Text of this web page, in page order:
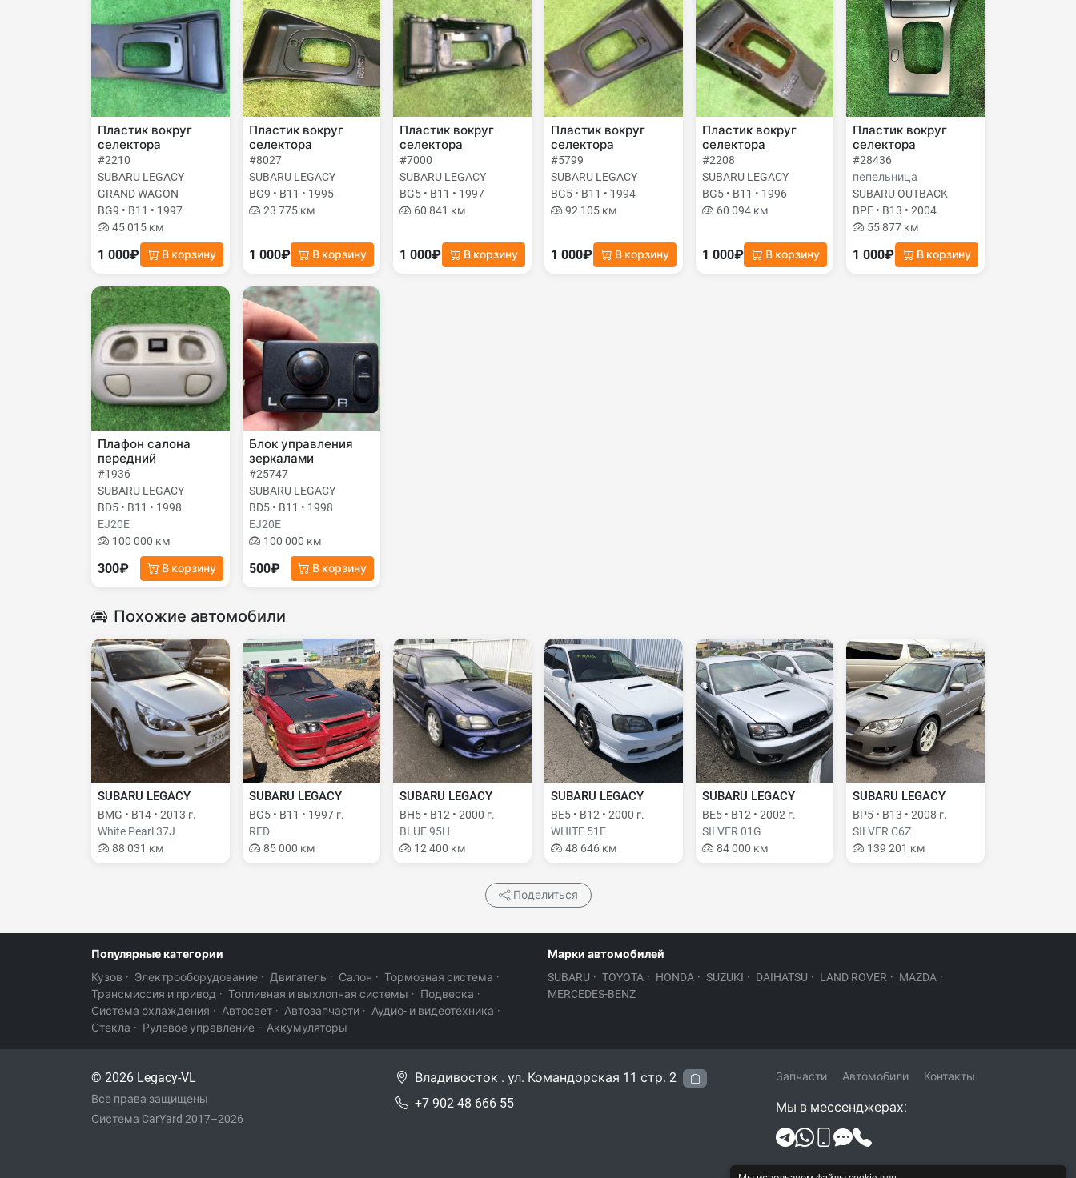
Пластик вокруг
селектора
#2210
SUBARU LEGACY
GRAND WAGON
BG9 • B11 • 1997
45 015 км
1 000₽ В корзину
Пластик вокруг
селектора
#8027
SUBARU LEGACY
BG9 • B11 • 1995
23 775 км
1 000₽ В корзину
Пластик вокруг
селектора
#7000
SUBARU LEGACY
BG5 • B11 • 1997
60 841 км
1 000₽ В корзину
Пластик вокруг
селектора
#5799
SUBARU LEGACY
BG5 • B11 • 1994
92 105 км
1 000₽ В корзину
Пластик вокруг
селектора
#2208
SUBARU LEGACY
BG5 • B11 • 1996
60 094 км
1 000₽ В корзину
Пластик вокруг
селектора
#28436
пепельница
SUBARU OUTBACK
BPE • B13 • 2004
55 877 км
1 000₽ В корзину
Плафон салона
передний
#1936
SUBARU LEGACY
BD5 • B11 • 1998
EJ20E
100 000 км
300₽ В корзину
Блок управления
зеркалами
#25747
SUBARU LEGACY
BD5 • B11 • 1998
EJ20E
100 000 км
500₽ В корзину
Похожие автомобили
SUBARU LEGACY
BMG • B14 • 2013 г.
White Pearl 37J
88 031 км
SUBARU LEGACY
BG5 • B11 • 1997 г.
RED
85 000 км
SUBARU LEGACY
BH5 • B12 • 2000 г.
BLUE 95H
12 400 км
SUBARU LEGACY
BE5 • B12 • 2000 г.
WHITE 51E
48 646 км
SUBARU LEGACY
BE5 • B12 • 2002 г.
SILVER 01G
84 000 км
SUBARU LEGACY
BP5 • B13 • 2008 г.
SILVER C6Z
139 201 км
Поделиться
Популярные категории
Кузов · Электрооборудование · Двигатель · Салон · Тормозная система ·
Трансмиссия и привод · Топливная и выхлопная системы · Подвеска ·
Система охлаждения · Автосвет · Автозапчасти · Аудио- и видеотехника ·
Стекла · Рулевое управление · Аккумуляторы
Марки автомобилей
SUBARU · TOYOTA · HONDA · SUZUKI · DAIHATSU · LAND ROVER · MAZDA ·
MERCEDES-BENZ
© 2026 Legacy-VL
Все права защищены
Система CarYard 2017–2026
Владивосток . ул. Командорская 11 стр. 2
+7 902 48 666 55
Запчасти Автомобили Контакты
Мы в мессенджерах:
Политика конфиденциальности и